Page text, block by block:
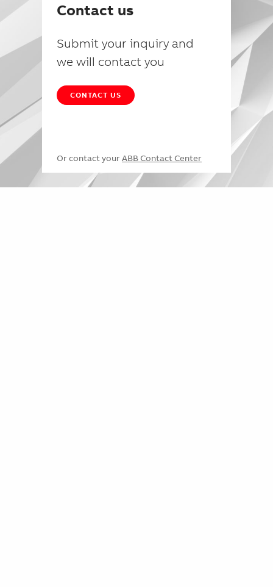
Contact us
Submit your inquiry and
we will contact you
CONTACT US
Or contact your ABB Contact Center